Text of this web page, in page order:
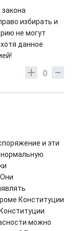
избирать и
не могут
данное
0
и эти
Конституции
можно